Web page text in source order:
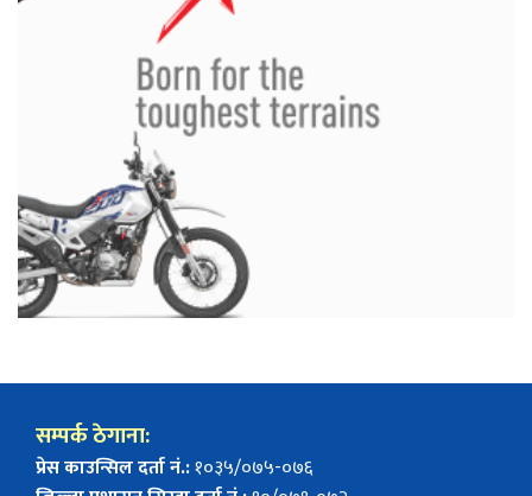
सम्पर्क ठेगाना:
प्रेस काउन्सिल दर्ता नं.:१०३५/०७५-०७६